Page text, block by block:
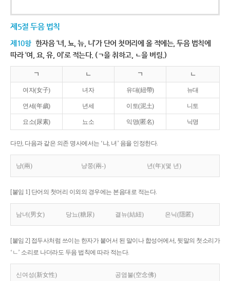
제5절 두음 법칙
제10항 한자음 ‘녀, 뇨, 뉴, 니’가 단어 첫머리에 올 적에는, 두음 법칙에
따라 ‘여, 요, 유, 이’로 적는다. (ㄱ을 취하고, ㄴ을 버림.)
ㄱ ㄴ ㄱ ㄴ
여자(女子) 녀자 유대(紐帶) 뉴대
연세(年歲) 년세 이토(泥土) 니토
요소(尿素) 뇨소 익명(匿名) 닉명
다만, 다음과 같은 의존 명사에서는 ‘냐, 녀’ 음을 인정한다.
냥(兩) 냥쭝(兩-) 년(年)(몇 년)
[붙임 1] 단어의 첫머리 이외의 경우에는 본음대로 적는다.
남녀(男女) 당뇨(糖尿) 결뉴(結紐) 은닉(隱匿)
[붙임 2] 접두사처럼 쓰이는 한자가 붙어서 된 말이나 합성어에서, 뒷말의 첫소리가
‘ㄴ’ 소리로 나더라도 두음 법칙에 따라 적는다.
신여성(新女性)
공염불(空念佛)